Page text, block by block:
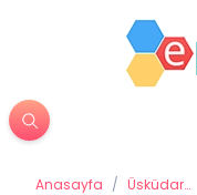
Anasayfa / Üsküdar